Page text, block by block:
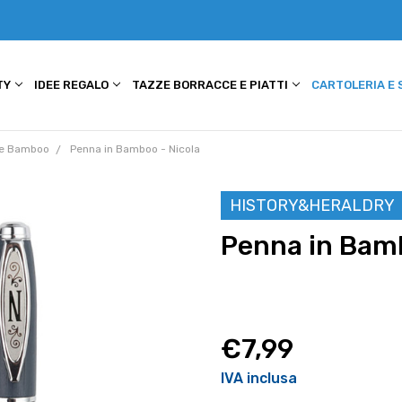
IDEE REGALO TAZZE BORRACCE E PIATTI CARTOLERIA E
Bamboo Penna in Bamboo - Nicola
HISTORY&HERALDRY
Penna in
€7,99
IVA inclusa